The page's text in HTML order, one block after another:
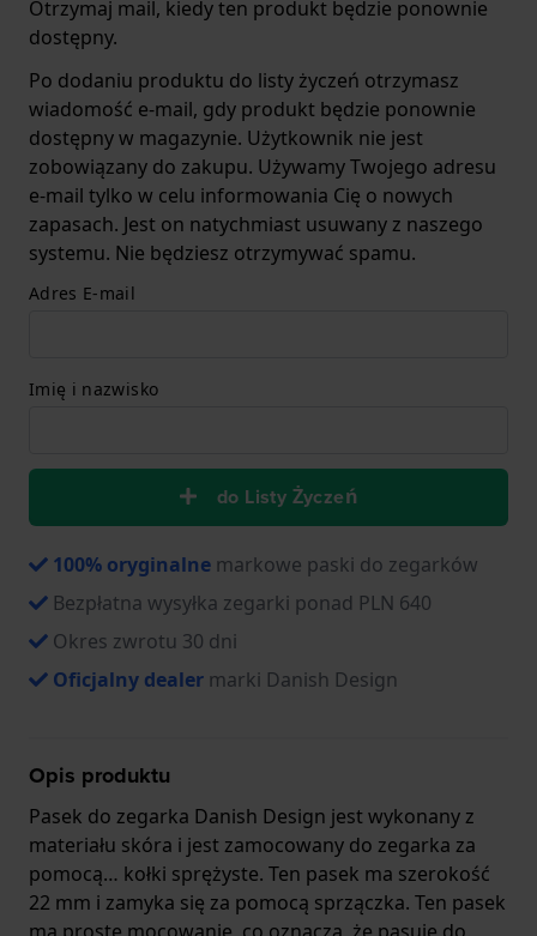
Otrzymaj mail, kiedy ten produkt będzie ponownie
dostępny.
Po dodaniu produktu do listy życzeń otrzymasz
wiadomość e-mail, gdy produkt będzie ponownie
dostępny w magazynie. Użytkownik nie jest
zobowiązany do zakupu. Używamy Twojego adresu
e-mail tylko w celu informowania Cię o nowych
zapasach. Jest on natychmiast usuwany z naszego
systemu. Nie będziesz otrzymywać spamu.
Adres E-mail
Imię i nazwisko
do Listy Życzeń
100% oryginalne markowe paski do zegarków
Bezpłatna wysyłka zegarki ponad PLN 640
Okres zwrotu 30 dni
Oficjalny dealer marki Danish Design
Opis produktu
Pasek do zegarka Danish Design jest wykonany z
materiału skóra i jest zamocowany do zegarka za
pomocą… kołki sprężyste. Ten pasek ma szerokość
22 mm i zamyka się za pomocą sprzączka. Ten pasek